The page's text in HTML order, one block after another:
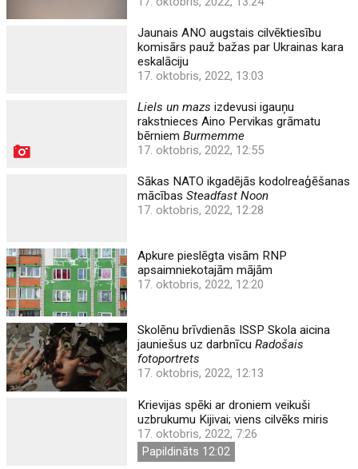
Jaunais ANO augstais cilvēktiesību
komisārs pauž bažas par Ukrainas kara
eskalāciju
17. oktobris, 2022, 13:03
Liels un mazs izdevusi igauņu
rakstnieces Aino Pervikas grāmatu
bērniemBurmemme
17. oktobris, 2022, 12:55
Sākas NATO ikgadējās kodolreaģēšanas
mācībasSteadfast Noon
17. oktobris, 2022, 12:28
Apkure pieslēgta visām RNP
apsaimniekotajām mājām
17. oktobris, 2022, 12:20
Skolēnu brīvdienās ISSP Skola aicina
jauniešus uz darbnīcuRadošais
fotoportrets
17. oktobris, 2022, 12:13
Krievijas spēki ar droniem veikuši
uzbrukumu Kijivai; viens cilvēks miris
17. oktobris, 2022, 7:26
Papildināts 12:02